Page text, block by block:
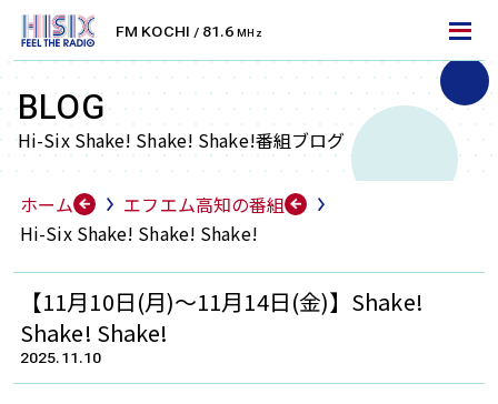
FM KOCHI / 81.6 MHz
BLOG
Hi-Six Shake! Shake! Shake!番組ブログ
ホーム
エフエム高知の番組
Hi-Six Shake! Shake! Shake!
【11月10日(月)～11月14日(金)】Shake!
Shake! Shake!
2025.11.10
LET'S TUNE IN!
エフエム高知を聴くには
FM周波数で聴く
FMラジオ
エフエム高知は、高知県を中心としたエリアにFM放
送をお届けしております。
ラジオ受信機・カーラジオなどで無料でお聴きいただ
けます。お住まいのエリアの周波数に合わせて、より
クリアに放送をお楽しみください。